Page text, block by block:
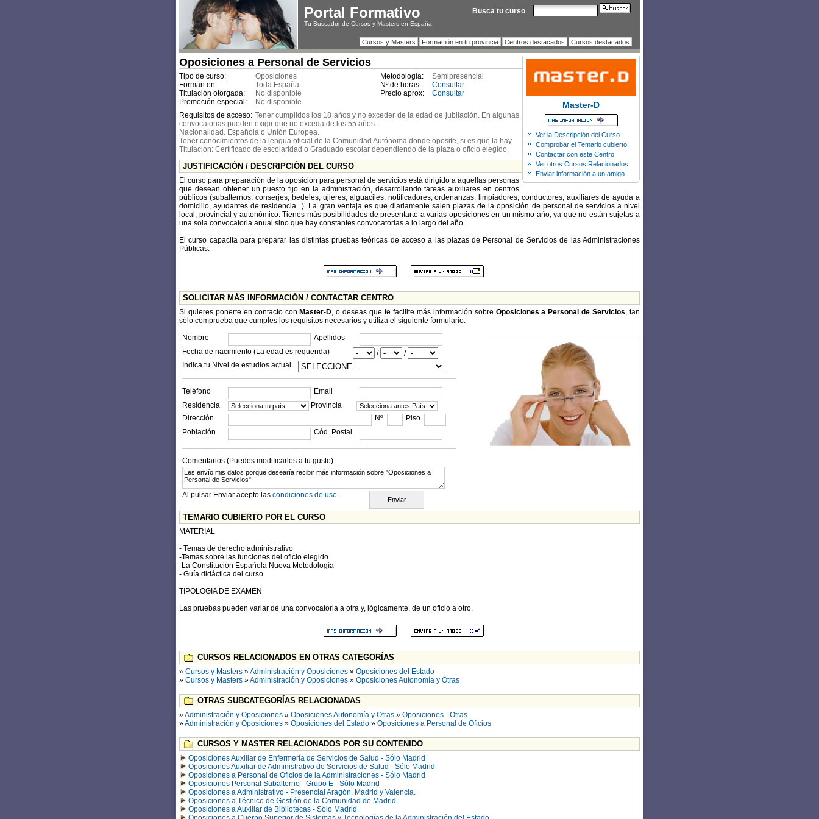
Portal Formativo
Tu Buscador de Cursos y Masters en España
Cursos y Masters Formación en tu provincia Centros destacados Cursos destacados
Master-D
Ver la Descripción del Curso
Comprobar el Temario cubierto
Contactar con este Centro
Ver otros Cursos Relacionados
Enviar información a un amigo
Oposiciones a Personal de Servicios
Tipo de curso: Oposiciones Metodología:
Semipresencial
Forman en:
Toda España Nº de horas:
Consultar
Titulación otorgada:
No disponible Precio aprox:
Consultar
Promoción especial:
No disponible
Requisitos de acceso: Tener cumplidos los 18 años y no exceder de la edad de jubilación. En algunas
convocatorias pueden exigir que no exceda de los 55 años.
Nacionalidad. Española o Unión Europea.
Tener conocimientos de la lengua oficial de la Comunidad Autónoma donde oposite, si es que la hay.
Titulación: Certificado de escolaridad o Graduado escolar dependiendo de la plaza o oficio elegido.
JUSTIFICACIÓN / DESCRIPCIÓN DEL CURSO
El curso para preparación de la oposición para personal de servicios está dirigido a aquellas personas
que desean obtener un puesto fijo en la administración, desarrollando tareas auxiliares en centros
públicos (subalternos, conserjes, bedeles, ujieres, alguaciles, notificadores, ordenanzas, limpiadores, conductores, auxiliares de ayuda a
domicilio, ayudantes de residencia...). La gran ventaja es que diariamente salen plazas de la oposición de personal de servicios a nivel
local, provincial y autonómico. Tienes más posibilidades de presentarte a varias oposiciones en un mismo año, ya que no están sujetas a
una sola convocatoria anual sino que hay constantes convocatorias a lo largo del año.
El curso capacita para preparar las distintas pruebas teóricas de acceso a las plazas de Personal de Servicios de las Administraciones
Públicas.
SOLICITAR MÁS INFORMACIÓN / CONTACTAR CENTRO
Si quieres ponerte en contacto con Master-D, o deseas que te facilite más información sobre Oposiciones a Personal de Servicios, tan
sólo comprueba que cumples los requisitos necesarios y utiliza el siguiente formulario:
Nombre
Apellidos
Fecha de nacimiento (La edad es requerida)
/
/
Indica tu Nivel de estudios actual
Teléfono
Email
Residencia
Provincia
Dirección
Nº
Piso
Población
Cód. Postal
Comentarios (Puedes modificarlos a tu gusto)
Al pulsar Enviar acepto las condiciones de uso.
TEMARIO CUBIERTO POR EL CURSO
MATERIAL
- Temas de derecho administrativo
-Temas sobre las funciones del oficio elegido
-La Constitución Española Nueva Metodología
- Guía didáctica del curso
TIPOLOGIA DE EXAMEN
Las pruebas pueden variar de una convocatoria a otra y, lógicamente, de un oficio a otro.
CURSOS RELACIONADOS EN OTRAS CATEGORÍAS
» Cursos y Masters »Administración y Oposiciones » Oposiciones del Estado
» Cursos y Masters »Administración y Oposiciones » Oposiciones Autonomía y Otras
OTRAS SUBCATEGORÍAS RELACIONADAS
»Administración y Oposiciones » Oposiciones Autonomía y Otras » Oposiciones - Otras
»Administración y Oposiciones » Oposiciones del Estado » Oposiciones a Personal de Oficios
CURSOS Y MASTER RELACIONADOS POR SU CONTENIDO
Oposiciones Auxiliar de Enfermería de Servicios de Salud - Sólo Madrid
Oposiciones Auxiliar de Administrativo de Servicios de Salud - Sólo Madrid
Oposiciones a Personal de Oficios de la Administraciones - Sólo Madrid
Oposiciones Personal Subalterno - Grupo E - Sólo Madrid
Oposiciones a Administrativo - Presencial Aragón, Madrid y Valencia.
Oposiciones a Técnico de Gestión de la Comunidad de Madrid
Oposiciones a Auxiliar de Bibliotecas - Sólo Madrid
Busca tu curso